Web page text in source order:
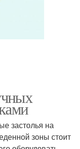
застолья на
зоны стоит